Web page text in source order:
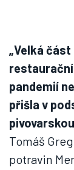
„Velká
pandemií
přišla v
Tomáš
potravin